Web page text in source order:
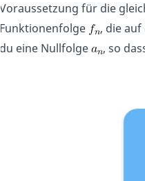
Voraussetzung für die
Funktionenfolge
, die
du eine Nullfolge
, so